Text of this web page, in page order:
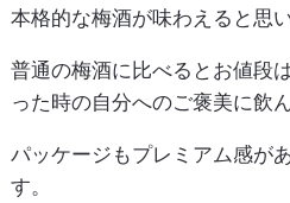
本格的な梅酒が味わえると思い
普通の梅酒に比べるとお値段
った時の自分へのご褒美に飲
パッケージもプレミアム感が
す。